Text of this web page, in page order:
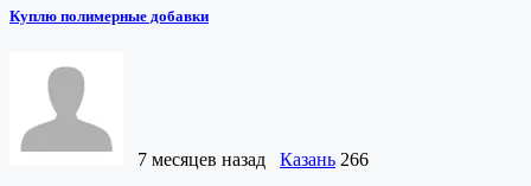
Куплю полимерные добавки
7 месяцев назад Казань 266